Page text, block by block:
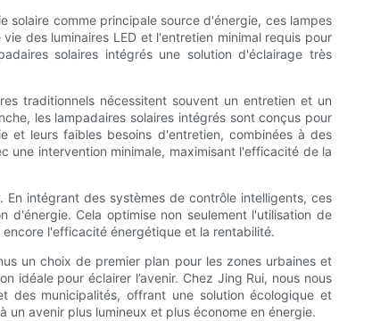
solaire comme principale source d'énergie, ces lampes
des luminaires LED et l'entretien minimal requis pour
solaires intégrés une solution d'éclairage très
traditionnels nécessitent souvent un entretien et un
les lampadaires solaires intégrés sont conçus pour
et leurs faibles besoins d'entretien, combinées à des
une intervention minimale, maximisant l'efficacité de la
intégrant des systèmes de contrôle intelligents, ces
Cela optimise non seulement l'utilisation de
l'efficacité énergétique et la rentabilité.
un choix de premier plan pour les zones urbaines et
idéale pour éclairer l’avenir. Chez Jing Rui, nous nous
des municipalités, offrant une solution écologique et
avenir plus lumineux et plus économe en énergie.